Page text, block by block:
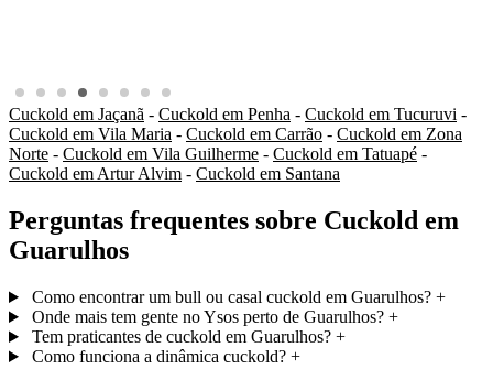
Cuckold em Jaçanã - Cuckold em Penha - Cuckold em Tucuruvi -
Cuckold em Vila Maria - Cuckold em Carrão - Cuckold em Zona
Norte - Cuckold em Vila Guilherme - Cuckold em Tatuapé -
Cuckold em Artur Alvim - Cuckold em Santana
Perguntas frequentes sobre Cuckold em
Guarulhos
Como encontrar um bull ou casal cuckold em Guarulhos? +
Onde mais tem gente no Ysos perto de Guarulhos? +
Tem praticantes de cuckold em Guarulhos? +
Como funciona a dinâmica cuckold? +